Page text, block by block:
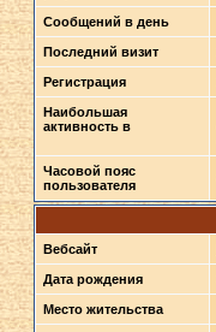
Сообщений в день
Последний визит
Регистрация
Наибольшая
активность в
Часовой пояс
пользователя
Вебсайт
Дата рождения
Место жительства